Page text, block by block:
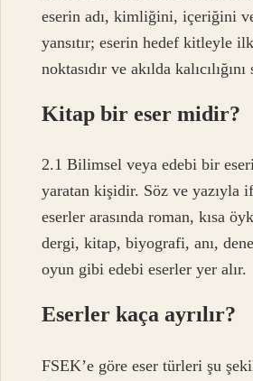
eserin adı, kimliğini, içeriğini
yansıtır; eserin hedef kitleyle
noktasıdır ve akılda kalıcılığını
Kitap bir eser midir?
2.1 Bilimsel veya edebi bir
yaratan kişidir. Söz ve yazıyla
eserler arasında roman, kısa
dergi, kitap, biyografi, anı,
oyun gibi edebi eserler yer alır.
Eserler kaça ayrılır?
FSEK’e göre eser türleri şu